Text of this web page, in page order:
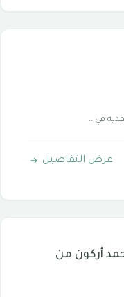
في...
عرض التفاصيل
أركون من